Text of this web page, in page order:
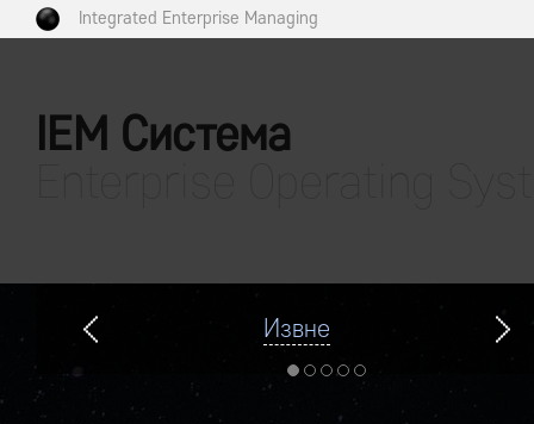
Integrated Enterprise Managing
IEM Система
Извне